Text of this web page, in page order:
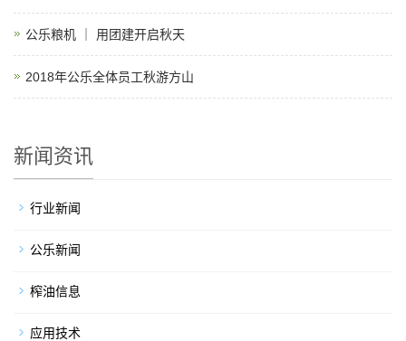
公乐粮机 ｜ 用团建开启秋天
2018年公乐全体员工秋游方山
新闻资讯
行业新闻
公乐新闻
榨油信息
应用技术